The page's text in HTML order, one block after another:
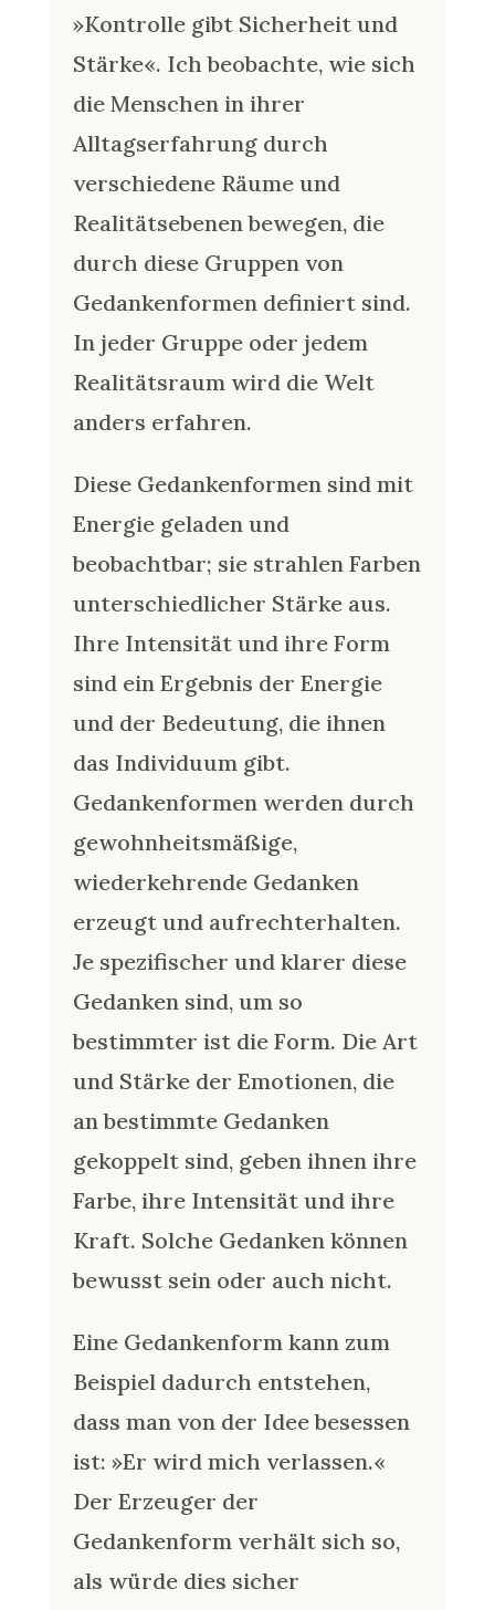
»Kontrolle gibt Sicherheit und
Stärke«. Ich beobachte, wie sich
die Menschen in ihrer
Alltagserfahrung durch
verschiedene Räume und
Realitätsebenen bewegen, die
durch diese Gruppen von
Gedankenformen definiert sind.
In jeder Gruppe oder jedem
Realitätsraum wird die Welt
anders erfahren.
Diese Gedankenformen sind mit
Energie geladen und
beobachtbar; sie strahlen Farben
unterschiedlicher Stärke aus.
Ihre Intensität und ihre Form
sind ein Ergebnis der Energie
und der Bedeutung, die ihnen
das Individuum gibt.
Gedankenformen werden durch
gewohnheitsmäßige,
wiederkehrende Gedanken
erzeugt und aufrechterhalten.
Je spezifischer und klarer diese
Gedanken sind, um so
bestimmter ist die Form. Die Art
und Stärke der Emotionen, die
an bestimmte Gedanken
gekoppelt sind, geben ihnen ihre
Farbe, ihre Intensität und ihre
Kraft. Solche Gedanken können
bewusst sein oder auch nicht.
Eine Gedankenform kann zum
Beispiel dadurch entstehen,
dass man von der Idee besessen
ist: »Er wird mich verlassen.«
Der Erzeuger der
Gedankenform verhält sich so,
als würde dies sicher